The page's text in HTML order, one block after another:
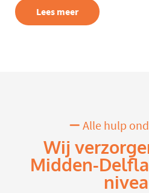
Lees meer
Alle hulp
Wij
Midden-